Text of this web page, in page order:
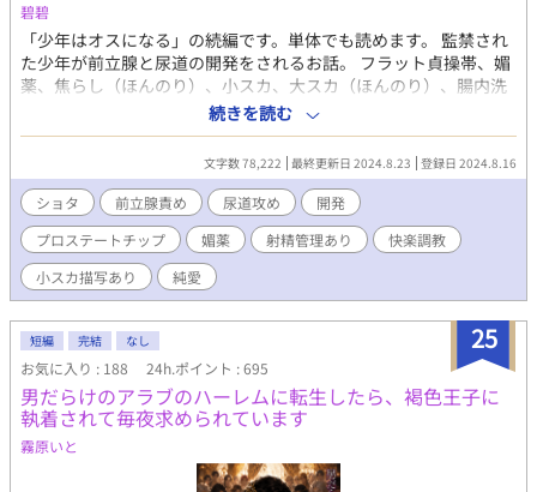
碧碧
「少年はオスになる」の続編です。単体でも読めます。 監禁され
た少年が前立腺と尿道の開発をされるお話。 フラット貞操帯、媚
薬、焦らし（ほんのり）、小スカ、大スカ（ほんのり）、腸内洗
浄、メスイキ、エネマグラ、連続絶頂、前立腺責め、尿道責め、
亀頭責め（ほんのり）、プロステートチップ、攻めに媚薬、攻め
の射精我慢、攻め喘ぎ（押し殺し系）、見られながらの性行為な
どがあります。 挿入ありです。本編では調教師×ショタ、調教師
×ショタ×モブショタの3Pもありますので閲覧ご注意ください。
番外編では全て小スカでの絶頂があり、とにかくラブラブ甘々恋
人セックスしています。堅物おじさん調教師がすっかり溺愛攻め
となりました。 早熟→恋人セックス。受けに煽られる攻め。受け
が飲精します。 成熟→調教プレイ。乳首責めや射精我慢、オナホ
慰、飲精、攻めフェラもあります。 完熟（前編）→３年後と１０
年後の話。乳首責め、甘イキ、攻めが受けの中で潮吹き、攻めに
手コキ、飲精など。 完熟（後編）→ほぼエロのみ。１５年後の
話。調教プレイ。乳首責め、射精我慢、甘イキ、脳イキ、キスイ
キ、亀頭責め、ローションガーゼ、オナホ、オナホコキ、潮吹
き、睡姦、連続絶頂、メスイキなど。
続きを読む
文字数 78,222 最終更新日 2024.8.23 登録日 2024.8.16
ショタ 前立腺責め 尿道攻め
開発
プロステートチップ
媚薬 射精管理あり
快楽調教
小スカ描写あり
純愛
25
短編 完結 なし
お気に入り : 188 24h.ポイント : 695
男だらけのアラブのハーレムに転生したら、褐色王子に
執着されて毎夜求められています
霧原いと